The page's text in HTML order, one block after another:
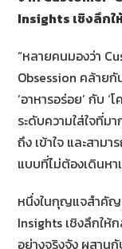
Insights เชิงลึก
“หลายคนมองว่า
Obsession คล้าย
‘อาหารอร่อย’ กับ
ระดับความใส่ใจที่ม
ถึง เข้าใจ และสาม
แบบที่ไม่ต้องเดินหา
หนึ่งในกุญแจสำคัญ
Insights เชิงลึกให้
อย่างจริงจัง ผสาน